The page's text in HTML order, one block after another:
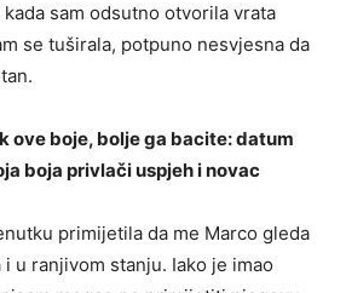
sam odsutno otvorila vrata
se tuširala, potpuno nesvjesna da
ove boje, bolje ga bacite: datum
boja privlači uspjeh i novac
primijetila da me Marco gleda
u ranjivom stanju. Iako je imao